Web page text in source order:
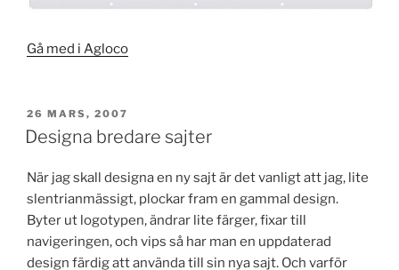
Gå med i Agloco
PUBLICERAT
26 MARS, 2007
Designa bredare sajter
När jag skall designa en ny sajt är det vanligt att jag, lite
slentrianmässigt, plockar fram en gammal design.
Byter ut logotypen, ändrar lite färger, fixar till
navigeringen, och vips så har man en uppdaterad
design färdig att använda till sin nya sajt. Och varför